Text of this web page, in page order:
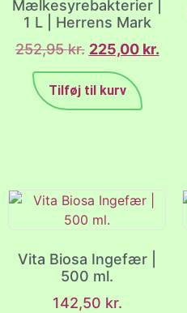
Mælkesyrebakterier |
1 L | Herrens Mark
252,95kr. 225,00 kr.
Tilføj til kurv
Vita Biosa Ingefær |
500 ml.
142,50 kr.